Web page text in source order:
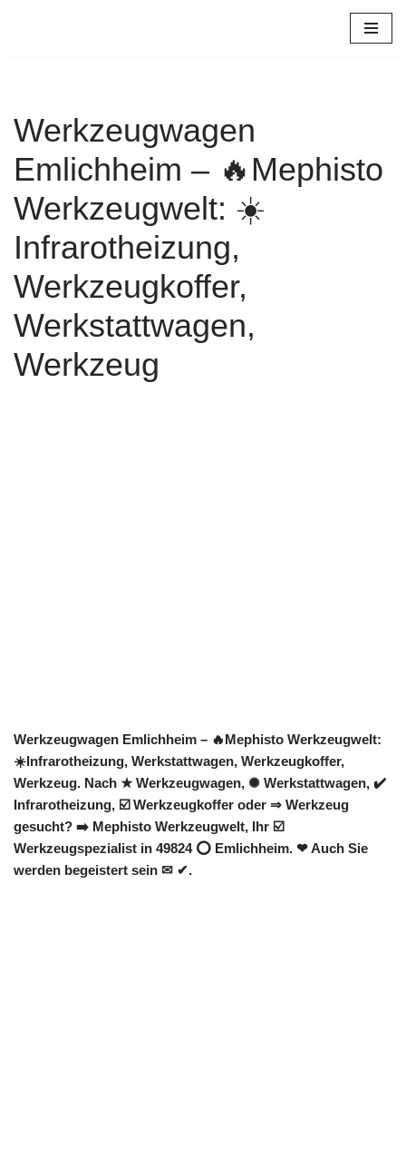
Werkzeugwagen
Emlichheim – 🔥Mephisto
Werkzeugwelt: ☀️
Infrarotheizung,
Werkzeugkoffer,
Werkstattwagen,
Werkzeug
Werkzeugwagen Emlichheim – 🔥Mephisto Werkzeugwelt:
☀️Infrarotheizung, Werkstattwagen, Werkzeugkoffer,
Werkzeug. Nach ★ Werkzeugwagen, ✺ Werkstattwagen, ✔️
Infrarotheizung, ☑️ Werkzeugkoffer oder ⇒ Werkzeug
gesucht? ➡️ Mephisto Werkzeugwelt, Ihr ☑️
Werkzeugspezialist in 49824 ⭕ Emlichheim. ❤ Auch Sie
werden begeistert sein ✉ ✔.